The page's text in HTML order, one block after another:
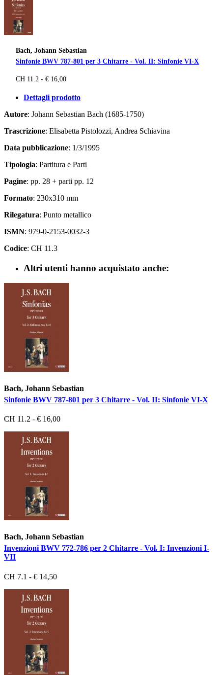
Bach, Johann Sebastian
Sinfonie BWV 787-801 per 3 Chitarre - Vol. II: Sinfonie VI-X
CH 11.2 - € 16,00
Dettagli prodotto
Autore: Johann Sebastian Bach (1685-1750)
Trascrizione: Elisabetta Pistolozzi, Andrea Schiavina
Data pubblicazione: 1/3/1995
Tipologia: Partitura e Parti
Pagine: pp. 28 + parti pp. 12
Formato: 230x310 mm
Rilegatura: Punto metallico
ISMN: 979-0-2153-0032-3
Codice: CH 11.3
Altri utenti hanno acquistato anche:
Bach, Johann Sebastian
Sinfonie BWV 787-801 per 3 Chitarre - Vol. II: Sinfonie VI-X
CH 11.2 - € 16,00
Bach, Johann Sebastian
Invenzioni BWV 772-786 per 2 Chitarre - Vol. I: Invenzioni I-
VII
CH 7.1 - € 14,50